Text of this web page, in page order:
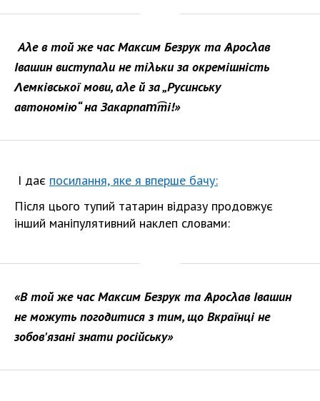
Аλе в той же час Максим Безрук та Ѧросλав
Івашин виступаλи не тіλьки за окремішність
Λемківської мови, аλе й за „Русинську
автономію“на Закарпат͡ті!»
І дає посилання, яке я вперше бачу:
Після цього тупий татарин відразу продовжує
інший маніпулятивний наклеп словами:
«В той же час Максим Безрук та Ѧросλав Івашин
не можуть погодитися з тим, що Вкраїнці не
зобов'язані знати російську»